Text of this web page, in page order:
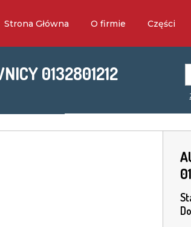
Strona Główna O firmie Części
0132801212